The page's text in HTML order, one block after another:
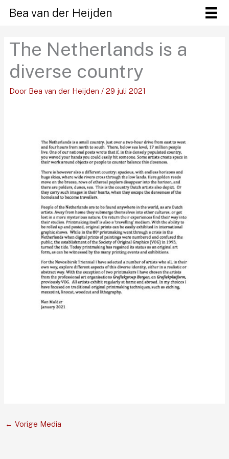
naar
inhoud
Bea van der Heijden
The Netherlands is a
diverse country
Door Bea van der Heijden / 29 juli 2021
← Vorige Media